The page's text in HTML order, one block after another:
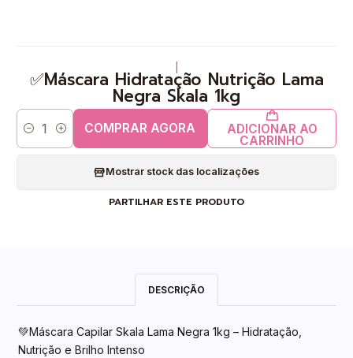
✅Máscara Hidratação Nutrição Lama
Negra Skala 1kg
Quantidade ADICIONAR AO
CARRINHO
COMPRAR AGORA
Mostrar stock das localizações
PARTILHAR ESTE PRODUTO
DESCRIÇÃO
💚Máscara Capilar Skala Lama Negra 1kg – Hidratação,
Nutrição e Brilho Intenso